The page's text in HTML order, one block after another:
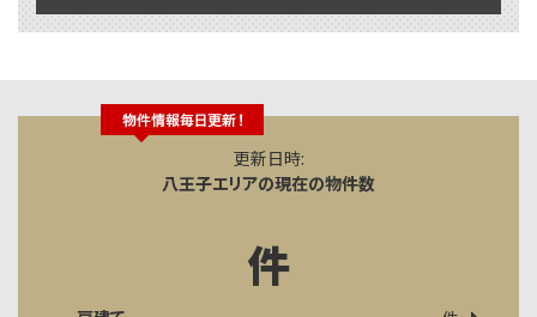
更新日時:
八王子エリアの現在の物件数
件